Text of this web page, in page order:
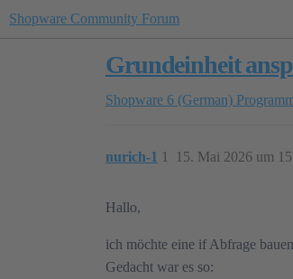
Shopware Community Forum
Grundeinheit
Shopware 6 (German)
nurich-1 15. Mai 2026 um
1
Hallo,
ich möchte eine if Abfrage
Gedacht war es so: